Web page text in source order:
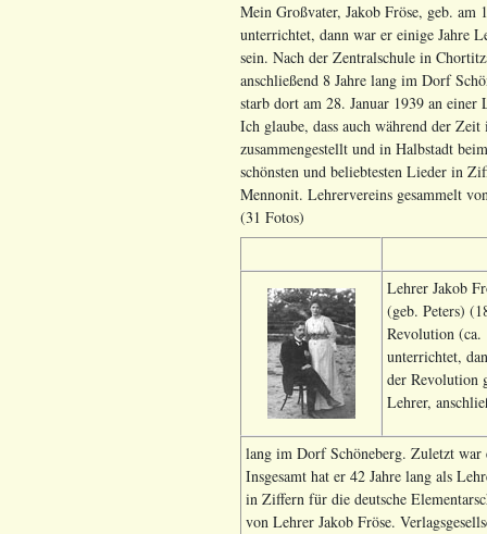
Mein Großvater, Jakob Fröse, geb. am
unterrichtet, dann war er einige Jahre
sein. Nach der Zentralschule in
anschließend 8 Jahre lang im Dorf
starb dort am 28. Januar 1939 an einer
Ich glaube, dass auch während der
zusammengestellt und in Halbstadt
schönsten und beliebtesten Lieder in
Mennonit. Lehrervereins gesammelt
(31 Fotos)
Lehrer Jakob
(geb. Peters)
Revolution (ca.
unterrichtet,
der Revolution
Lehrer,
lang im Dorf Schöneberg. Zuletzt
Insgesamt hat er 42 Jahre lang als
in Ziffern für die deutsche
von Lehrer Jakob Fröse.